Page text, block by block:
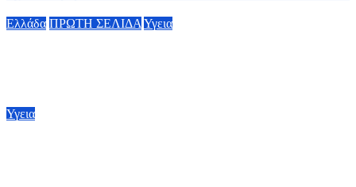
Ελλάδα ΠΡΩΤΗ ΣΕΛΙΔΑ Υγεια
Υγεια